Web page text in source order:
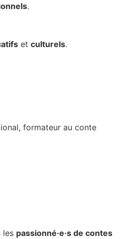
.
et culturels.
formateur au conte
les passionné·e·s de contes